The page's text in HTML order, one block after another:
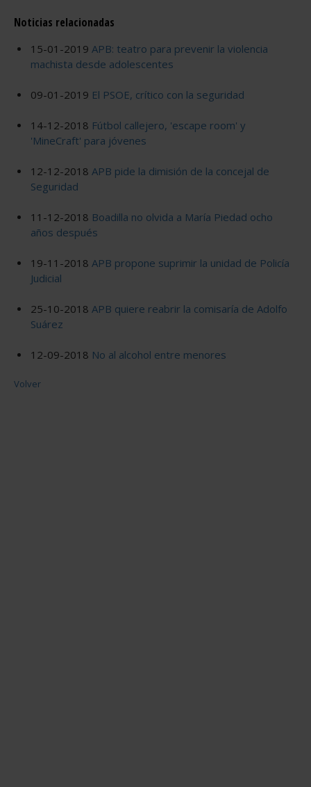
Noticias relacionadas
15-01-2019 APB: teatro para prevenir la violencia
machista desde adolescentes
09-01-2019 El PSOE, crítico con la seguridad
14-12-2018 Fútbol callejero, 'escape room' y
'MineCraft' para jóvenes
12-12-2018 APB pide la dimisión de la concejal de
Seguridad
11-12-2018 Boadilla no olvida a María Piedad ocho
años después
19-11-2018 APB propone suprimir la unidad de Policía
Judicial
25-10-2018 APB quiere reabrir la comisaría de Adolfo
Suárez
12-09-2018 No al alcohol entre menores
Volver